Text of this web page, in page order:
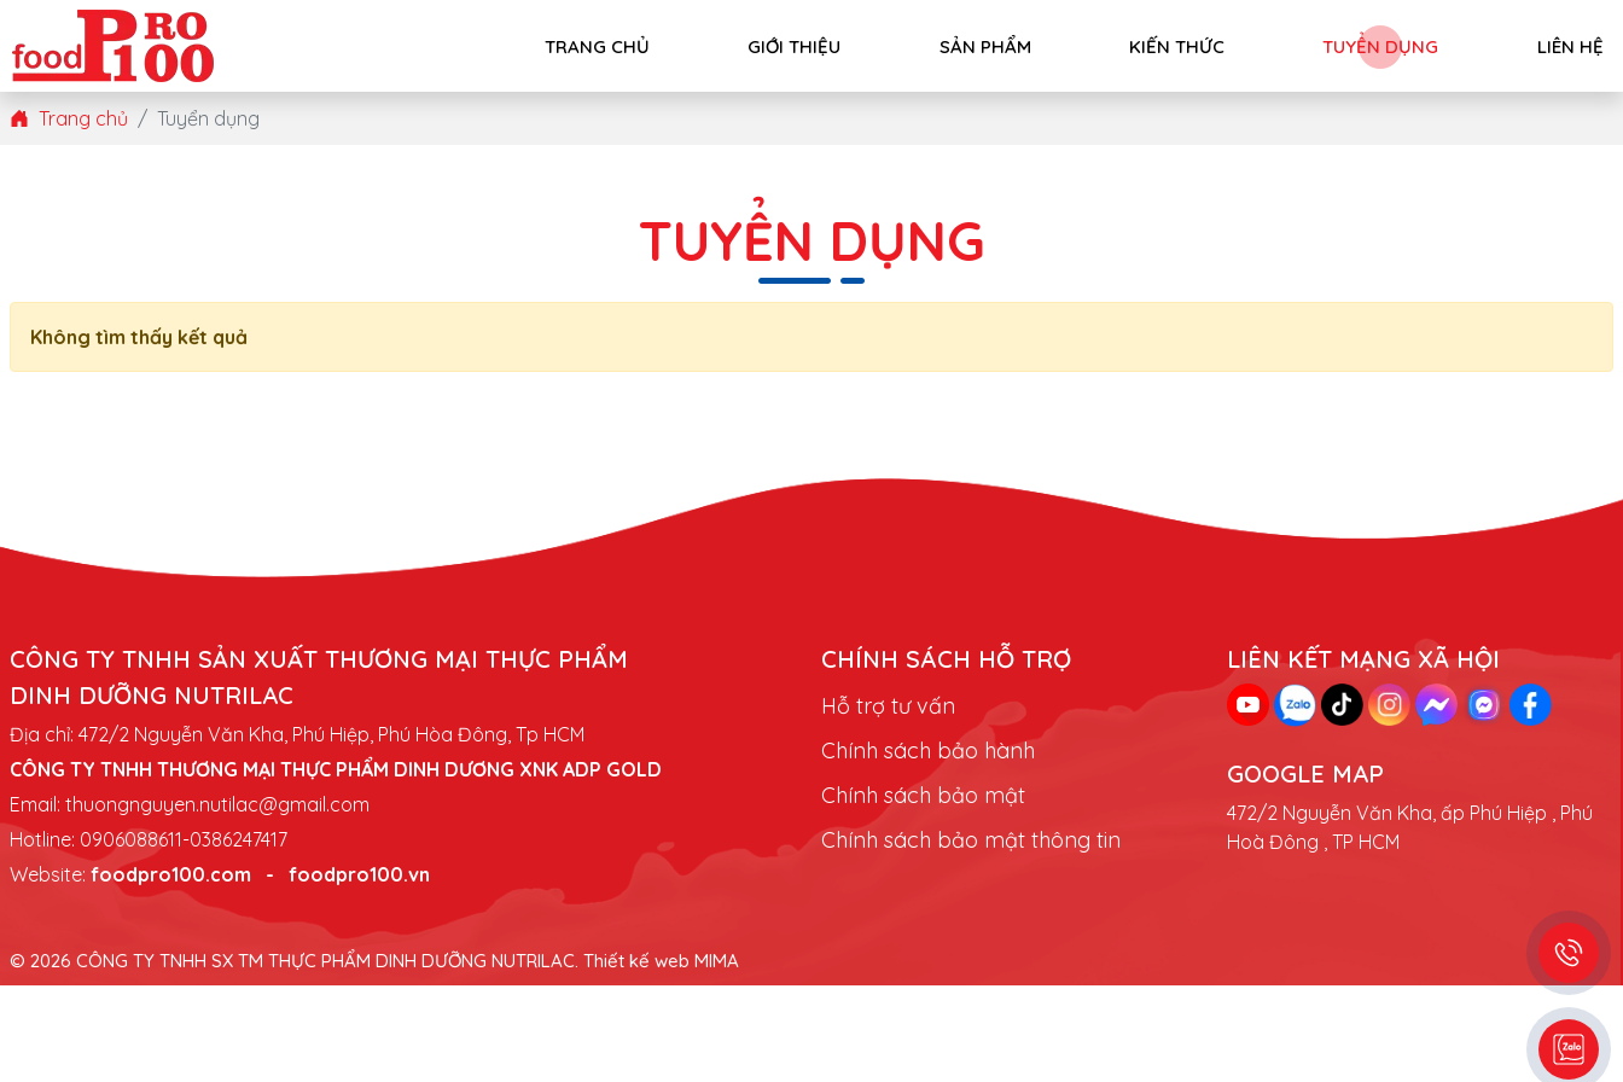
TRANG CHỦ GIỚI THIỆU SẢN PHẨM KIẾN THỨC TUYỂN DỤNG LIÊN HỆ
Trang chủ Tuyển dụng
TUYỂN DỤNG
Không tìm thấy kết quả
CÔNG TY TNHH SẢN XUẤT THƯƠNG MẠI THỰC PHẨM
DINH DƯỠNG NUTRILAC
Địa chỉ: 472/2 Nguyễn Văn Kha, Phú Hiệp, Phú Hòa Đông, Tp HCM
CÔNG TY TNHH THƯƠNG MẠI THỰC PHẨM DINH DƯƠNG XNK ADP GOLD
Email: thuongnguyen.nutilac@gmail.com
Hotline: 0906088611-0386247417
Website: foodpro100.com - foodpro100.vn
CHÍNH SÁCH HỖ TRỢ
Hỗ trợ tư vấn
Chính sách bảo hành
Chính sách bảo mật
Chính sách bảo mật thông tin
LIÊN KẾT MẠNG XÃ HỘI
GOOGLE MAP
472/2 Nguyễn Văn Kha, ấp Phú Hiệp , Phú
Hoà Đông , TP HCM
© 2026 CÔNG TY TNHH SX TM THỰC PHẨM DINH DƯỠNG NUTRILAC. Thiết kế web MIMA